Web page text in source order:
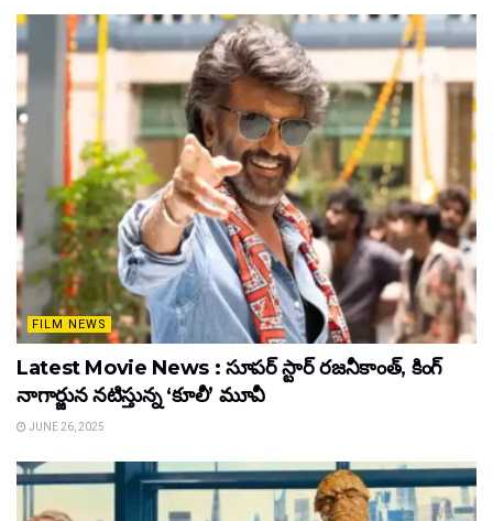
FILM NEWS
Latest Movie News : సూపర్ స్టార్ రజనీకాంత్, కింగ్
నాగార్జున నటిస్తున్న ‘కూలీ’ మూవీ
JUNE 26, 2025